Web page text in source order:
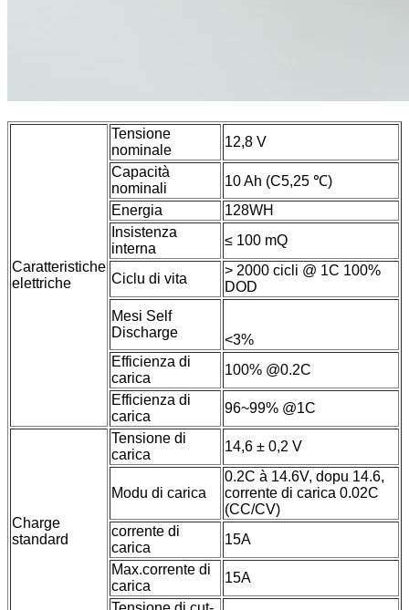
Caratteristiche
elettriche
Tensione
nominale
12,8 V
Capacità
nominali
10 Ah (C5,25 ℃)
Energia
128WH
Insistenza
interna
≤ 100 mQ
Ciclu di vita
> 2000 cicli @ 1C 100%
DOD
Mesi Self
Discharge
<3%
Efficienza di
carica
100% @0.2C
Efficienza di
carica
96~99% @1C
Charge
standard
Tensione di
carica
14,6 ± 0,2 V
Modu di carica
0.2C à 14.6V, dopu 14.6,
corrente di carica 0.02C
(CC/CV)
corrente di
carica
15A
Max.corrente di
carica
15A